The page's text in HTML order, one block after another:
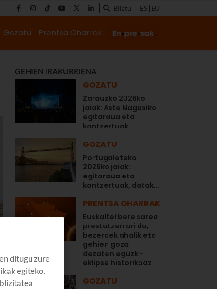
Bilatu ES EU
Gozatu Prentsa Oharrak
GEHIEN IRAKURRIENA
GOZATU
Zarauzko 2026ko
jaiak: Aste Nagusiko
egitaraua eta
kontzertuak
GOZATU
Portugaleteko
2026ko jaiak:
egitaraua eta
kontzertuak, datak...
PRENTSA OHARRAK
Euskaltel bere sarea
prestatzen ari da,
bezeroek ahalik eta
gehien goza
dezaten eguzki-
eklipse historikoaz
GOZATU
ditugu zure
egiteko,